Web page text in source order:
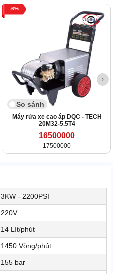
6
So sánh
Máy rửa xe cao áp DQC - TECH
20M32-5.5T4
16500000
17500000
3KW - 2200PSI
220V
14 Lít/phút
1450 Vòng/phút
155 bar